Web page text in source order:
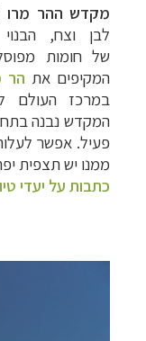
מקדש ההר מרו
לבן וצח,
שלחומות
המקיפים את הר
במרכזהעולם
פעיל. אפשר
ממנו יש תצפית
כתבות על יעדי
ההצעות »